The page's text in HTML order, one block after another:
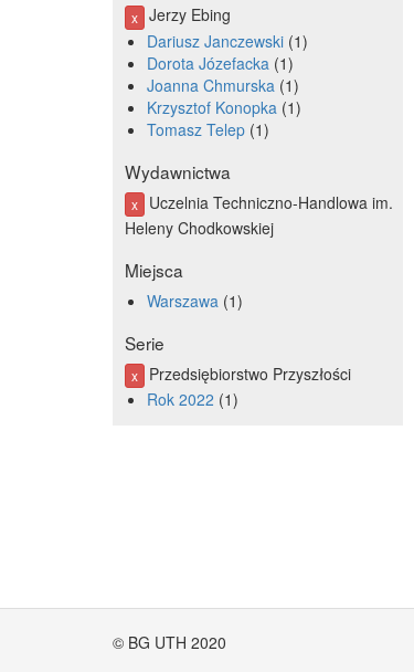
x Jerzy Ebing
Dariusz Janczewski 1
Dorota Józefacka 1
Joanna Chmurska 1
Krzysztof Konopka 1
Tomasz Telep 1
Wydawnictwa
x
Uczelnia Techniczno-Handlowa im.
Heleny Chodkowskiej
Miejsca
Warszawa 1
Serie
x
Przedsiębiorstwo Przyszłości
Rok 2022 1
© BG UTH 2020